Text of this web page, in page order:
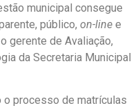
municipal consegue
público, on-line e
gerente de Avaliação,
da Secretaria Municipal
o processo de matrículas